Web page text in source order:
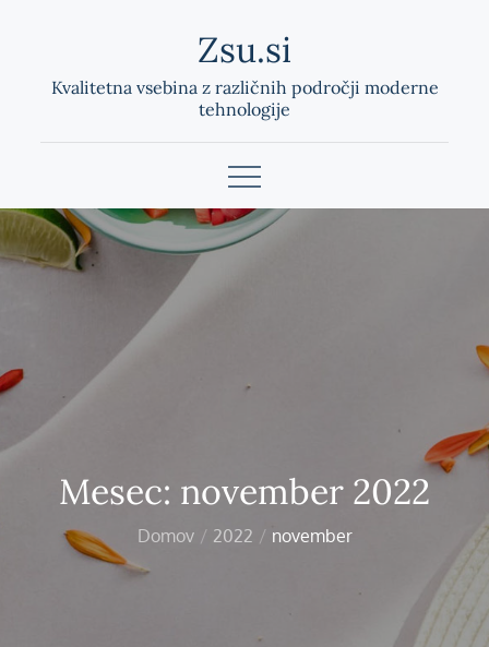
content
Zsu.si
Kvalitetna vsebina z različnih področji moderne
tehnologije
Mesec: november 2022
Domov 2022 november